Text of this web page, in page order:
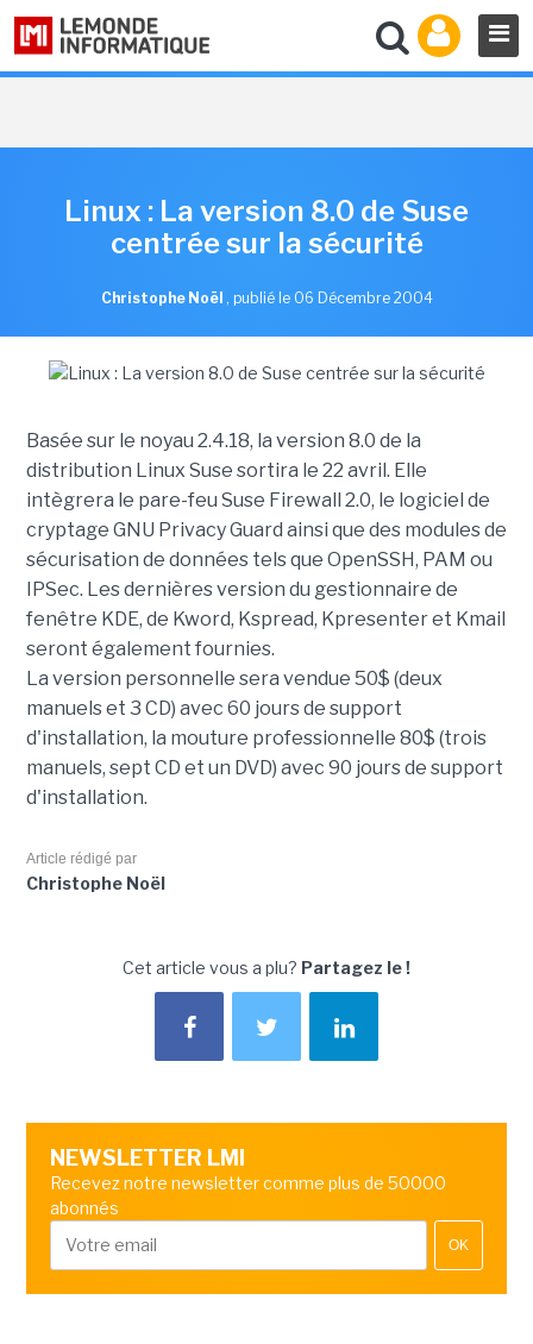
Linux : La version 8.0 de Suse
centrée sur la sécurité
Christophe Noël , publié le 06 Décembre 2004
Basée sur le noyau 2.4.18, la version 8.0 de la
distribution Linux Suse sortira le 22 avril. Elle
intègrera le pare-feu Suse Firewall 2.0, le logiciel de
cryptage GNU Privacy Guard ainsi que des modules de
sécurisation de données tels que OpenSSH, PAM ou
IPSec. Les dernières version du gestionnaire de
fenêtre KDE, de Kword, Kspread, Kpresenter et Kmail
seront également fournies.
La version personnelle sera vendue 50$ (deux
manuels et 3 CD) avec 60 jours de support
d'installation, la mouture professionnelle 80$ (trois
manuels, sept CD et un DVD) avec 90 jours de support
d'installation.
Article rédigé par
Christophe Noël
Cet article vous a plu? Partagez le !
NEWSLETTER LMI
Recevez notre newsletter comme plus de 50000
abonnés
OK